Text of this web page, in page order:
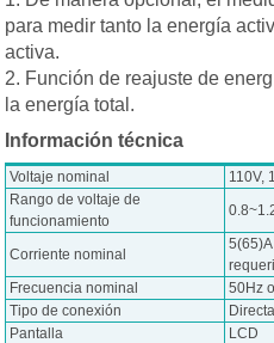
para medir tanto la energía
activa.
2. Función de reajuste de
la energía total.
Información técnica
Voltaje nominal
110V,
Rango de voltaje de
funcionamiento
Corriente nominal
Frecuencia nominal
50Hz
Tipo de conexión
Pantalla
LCD